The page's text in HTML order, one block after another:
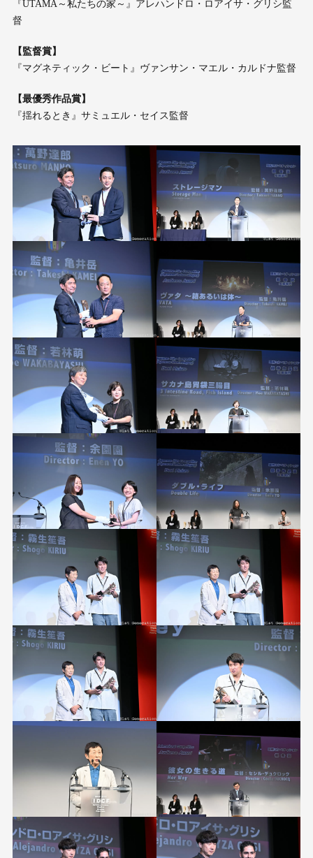
『UTAMA～私たちの家～』アレハンドロ・ロアイサ・グリシ監
督
【監督賞】
『マグネティック・ビート』ヴァンサン・マエル・カルドナ監督
【最優秀作品賞】
『揺れるとき』サミュエル・セイス監督